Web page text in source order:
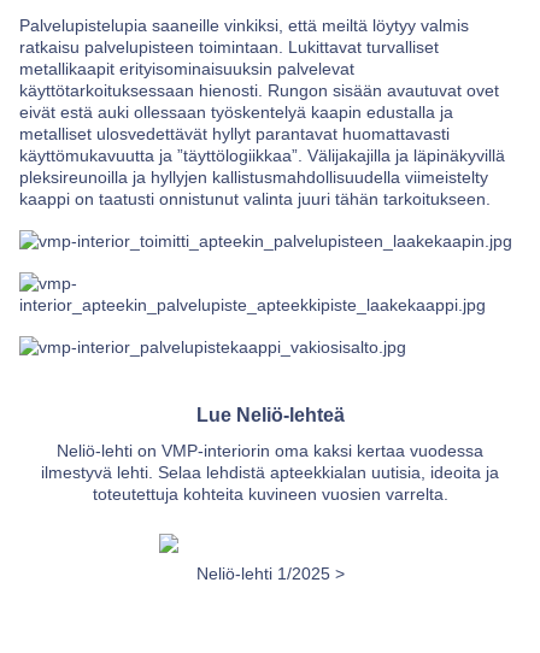
Palvelupistelupia saaneille vinkiksi, että meiltä löytyy valmis
ratkaisu palvelupisteen toimintaan. Lukittavat turvalliset
metallikaapit erityisominaisuuksin palvelevat
käyttötarkoituksessaan hienosti. Rungon sisään avautuvat ovet
eivät estä auki ollessaan työskentelyä kaapin edustalla ja
metalliset ulosvedettävät hyllyt parantavat huomattavasti
käyttömukavuutta ja ”täyttölogiikkaa”. Välijakajilla ja läpinäkyvillä
pleksireunoilla ja hyllyjen kallistusmahdollisuudella viimeistelty
kaappi on taatusti onnistunut valinta juuri tähän tarkoitukseen.
Lue Neliö-lehteä
Neliö-lehti on VMP-interiorin oma kaksi kertaa vuodessa
ilmestyvä lehti. Selaa lehdistä apteekkialan uutisia, ideoita ja
toteutettuja kohteita kuvineen vuosien varrelta.
Neliö-lehti 1/2025 >